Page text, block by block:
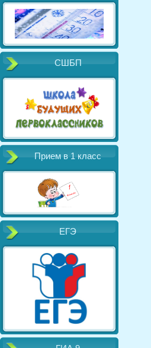
СШБП
Прием в 1 класс
ЕГЭ